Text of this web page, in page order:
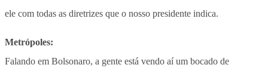
ele com todas as diretrizes que o nosso presidente indica.
Metrópoles:
Falando em Bolsonaro, a gente está vendo aí um bocado de